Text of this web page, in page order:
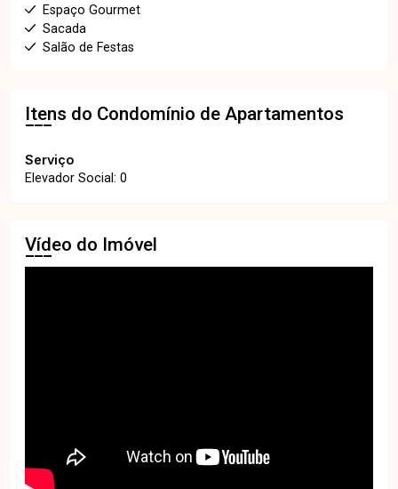
Espaço Gourmet
Sacada
Salão de Festas
Itens do Condomínio de Apartamentos
Serviço
Elevador Social: 0
Vídeo do Imóvel